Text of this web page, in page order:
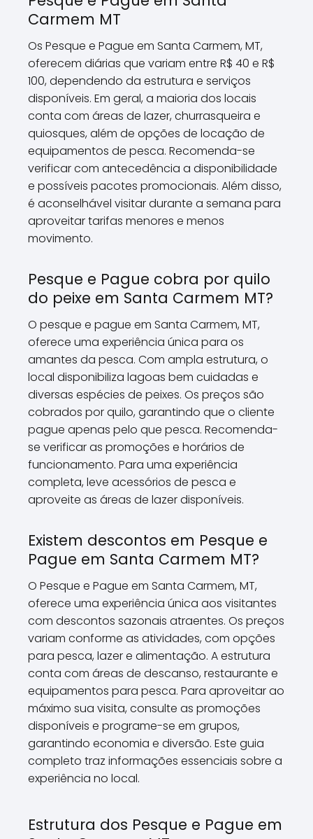
Carmem MT
Os Pesque e Pague em Santa Carmem, MT,
oferecem diárias que variam entre R$ 40 e R$
100, dependendo da estrutura e serviços
disponíveis. Em geral, a maioria dos locais
conta com áreas de lazer, churrasqueira e
quiosques, além de opções de locação de
equipamentos de pesca. Recomenda-se
verificar com antecedência a disponibilidade
e possíveis pacotes promocionais. Além disso,
é aconselhável visitar durante a semana para
aproveitar tarifas menores e menos
movimento.
Pesque e Pague cobra por quilo
do peixe em Santa Carmem MT?
O pesque e pague em Santa Carmem, MT,
oferece uma experiência única para os
amantes da pesca. Com ampla estrutura, o
local disponibiliza lagoas bem cuidadas e
diversas espécies de peixes. Os preços são
cobrados por quilo, garantindo que o cliente
pague apenas pelo que pesca. Recomenda-
se verificar as promoções e horários de
funcionamento. Para uma experiência
completa, leve acessórios de pesca e
aproveite as áreas de lazer disponíveis.
Existem descontos em Pesque e
Pague em Santa Carmem MT?
O Pesque e Pague em Santa Carmem, MT,
oferece uma experiência única aos visitantes
com descontos sazonais atraentes. Os preços
variam conforme as atividades, com opções
para pesca, lazer e alimentação. A estrutura
conta com áreas de descanso, restaurante e
equipamentos para pesca. Para aproveitar ao
máximo sua visita, consulte as promoções
disponíveis e programe-se em grupos,
garantindo economia e diversão. Este guia
completo traz informações essenciais sobre a
experiência no local.
Estrutura dos Pesque e Pague em